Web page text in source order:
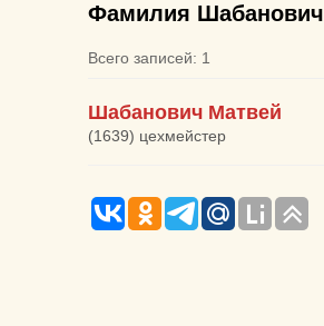
Фамилия Шабанович
Всего записей: 1
Шабанович Матвей
(1639) цехмейстер